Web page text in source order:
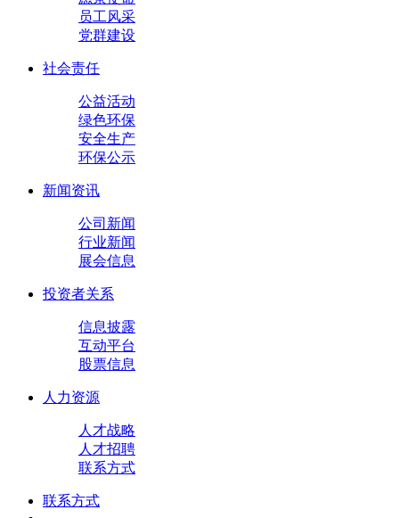
员工风采
党群建设
社会责任
公益活动
绿色环保
安全生产
环保公示
新闻资讯
公司新闻
行业新闻
展会信息
投资者关系
信息披露
互动平台
股票信息
人力资源
人才战略
人才招聘
联系方式
联系方式